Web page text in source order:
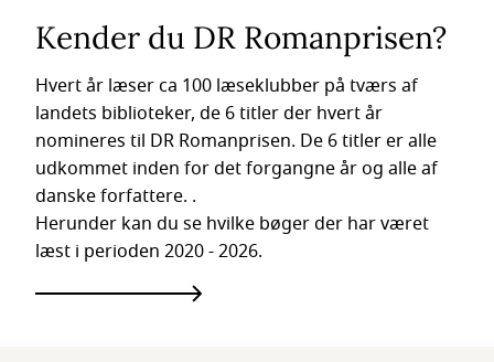
Kender du DR Romanprisen?
Hvert år læser ca 100 læseklubber på tværs af
landets biblioteker, de 6 titler der hvert år
nomineres til DR Romanprisen. De 6 titler er alle
udkommet inden for det forgangne år og alle af
danske forfattere. .
Herunder kan du se hvilke bøger der har været
læst i perioden 2020 - 2026.